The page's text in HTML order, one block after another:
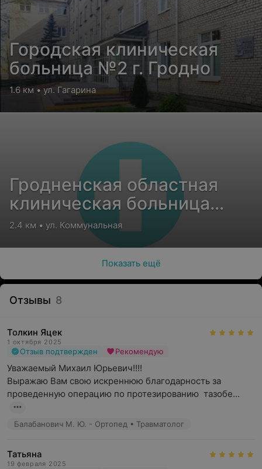
Городская клиническая
больница №2 г. Гродно
1.6 км • ул. Гагарина
Гродненская областная
клиническая больница
медицинской
реабилитации
2.4 км • ул. Коммунальная
Показать ещё
Отзывы 8
Толкин Яцек
1 октября 2025
Отзыв подтвержден Рекомендую
Уважаемый Михаил Юрьевич!!!!
Выражаю Вам свою искреннюю благодарность за
проведенную операцию по протезированию  тазобе...
Балабанович М. Ю. - Ортопед • Травматолог
Татьяна
19 февраля 2025